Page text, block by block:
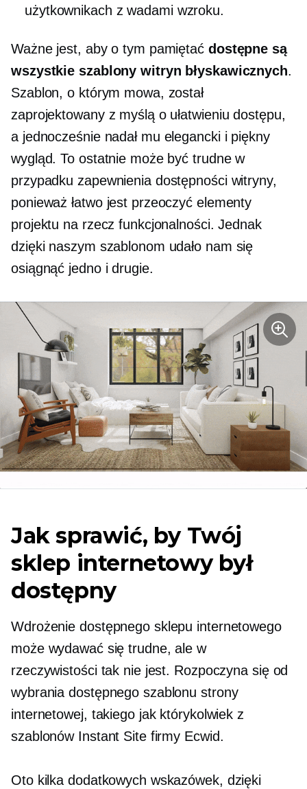
użytkownikach z wadami wzroku.
Ważne jest, aby o tym pamiętać dostępne są
wszystkie szablony witryn błyskawicznych.
Szablon, o którym mowa, został
zaprojektowany z myślą o ułatwieniu dostępu,
a jednocześnie nadał mu elegancki i piękny
wygląd. To ostatnie może być trudne w
przypadku zapewnienia dostępności witryny,
ponieważ łatwo jest przeoczyć elementy
projektu na rzecz funkcjonalności. Jednak
dzięki naszym szablonom udało nam się
osiągnąć jedno i drugie.
Jak sprawić, by Twój
sklep internetowy był
dostępny
Wdrożenie dostępnego sklepu internetowego
może wydawać się trudne, ale w
rzeczywistości tak nie jest. Rozpoczyna się od
wybrania dostępnego szablonu strony
internetowej, takiego jak którykolwiek z
szablonów Instant Site firmy Ecwid.
Oto kilka dodatkowych wskazówek, dzięki